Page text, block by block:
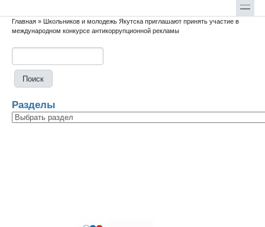
Вы здесь
Главная » Школьников и молодежь Якутска приглашают принять участие в
международном конкурсе антикоррупционной рекламы
Разделы